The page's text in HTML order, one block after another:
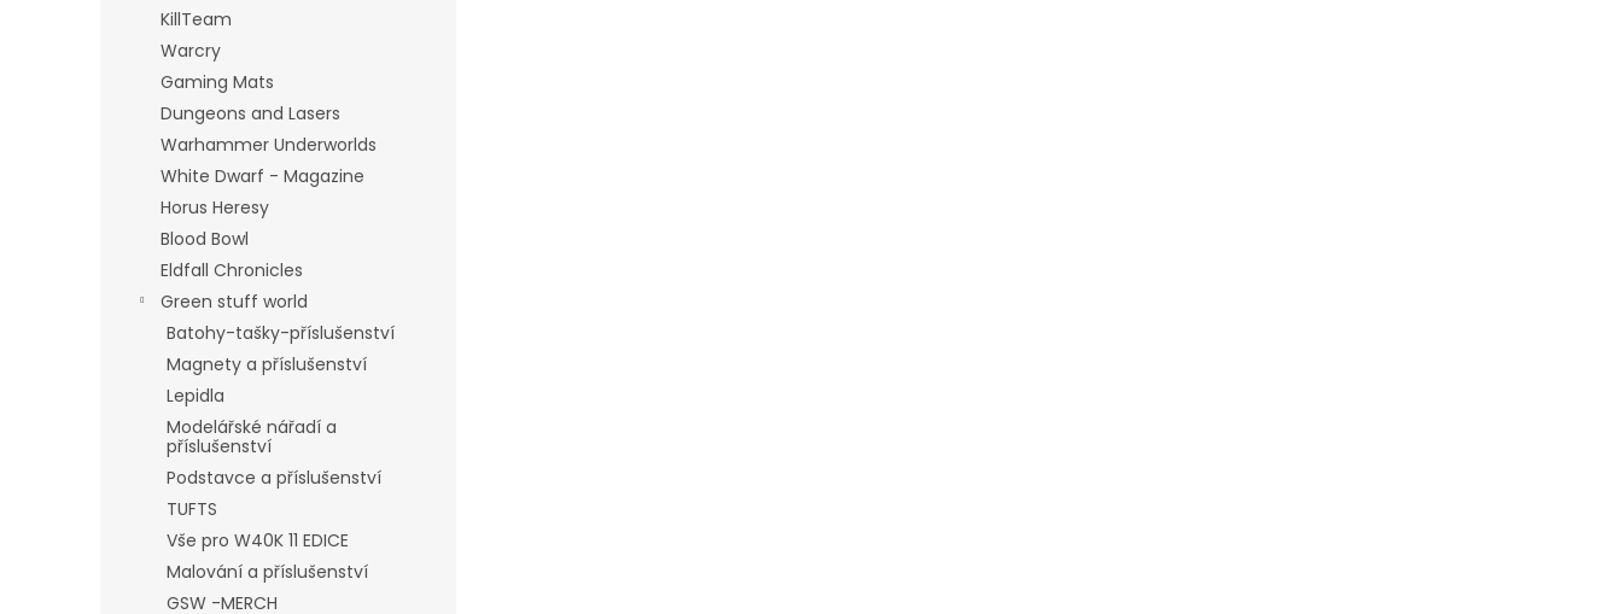
KillTeam
Warcry
Gaming Mats
Dungeons and Lasers
Warhammer Underworlds
White Dwarf - Magazine
Horus Heresy
Blood Bowl
Eldfall Chronicles
Green stuff world
Batohy-tašky-příslušenství
Magnety a příslušenství
Lepidla
Modelářské nářadí a
příslušenství
Podstavce a příslušenství
TUFTS
Vše pro W40K 11 EDICE
Malování a příslušenství
GSW -MERCH